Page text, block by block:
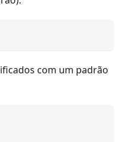
com um padrão